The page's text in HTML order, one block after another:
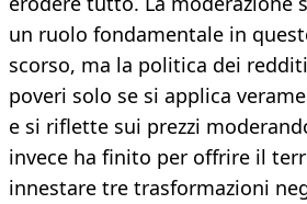
un ruolo fondamentale in
scorso, ma la politica dei
poveri solo se si applica
e si riflette sui prezzi
invece ha finito per offrire il
innestare tre trasformazioni